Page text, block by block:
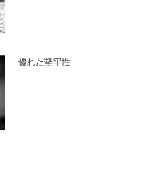
優れた堅牢性